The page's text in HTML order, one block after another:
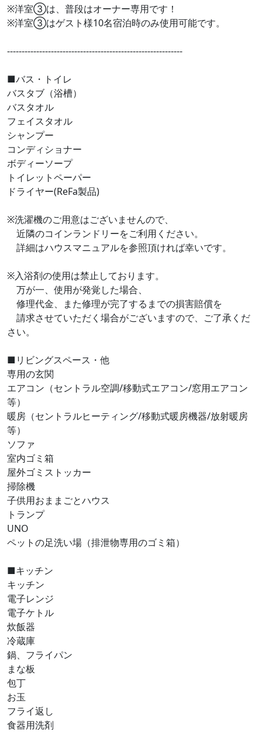
※洋室③は、普段はオーナー専用です！
※洋室③はゲスト様10名宿泊時のみ使用可能です。
------------------------------------------------------------
■バス・トイレ
バスタブ（浴槽）
バスタオル
フェイスタオル
シャンプー
コンディショナー
ボディーソープ
トイレットペーパー
ドライヤー(ReFa製品)
※洗濯機のご用意はございませんので、
近隣のコインランドリーをご利用ください。
詳細はハウスマニュアルを参照頂ければ幸いです。
※入浴剤の使用は禁止しております。
万が一、使用が発覚した場合、
修理代金、また修理が完了するまでの損害賠償を
請求させていただく場合がございますので、ご了承くだ
さい。
■リビングスペース・他
専用の玄関
エアコン（セントラル空調/移動式エアコン/窓用エアコン
等）
暖房（セントラルヒーティング/移動式暖房機器/放射暖房
等）
ソファ
室内ゴミ箱
屋外ゴミストッカー
掃除機
子供用おままごとハウス
トランプ
UNO
ペットの足洗い場（排泄物専用のゴミ箱）
■キッチン
キッチン
電子レンジ
電子ケトル
炊飯器
冷蔵庫
鍋、フライパン
まな板
包丁
お玉
フライ返し
食器用洗剤